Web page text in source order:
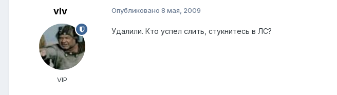
vIv
VIP
Опубликовано 8 мая, 2009
Удалили. Кто успел слить, стукнитесь в ЛС?